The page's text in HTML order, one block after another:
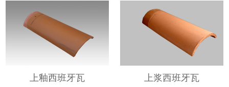
上釉西班牙瓦 上浆西班牙瓦